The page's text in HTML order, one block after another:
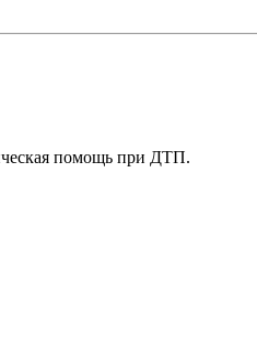
помощь при ДТП.